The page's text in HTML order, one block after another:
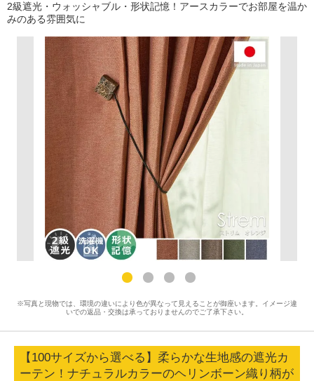
2級遮光・ウォッシャブル・形状記憶！アースカラーでお部屋を温か
みのある雰囲気に
※写真と現物では、環境の違いにより色が異なって見えることが御座います。イメージ違
いでの返品・交換は承っておりませんのでご了承下さい。
【100サイズから選べる】柔らかな生地感の遮光カ
ーテン！ナチュラルカラーのヘリンボーン織り柄が